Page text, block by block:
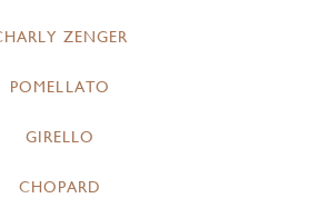
ZENGER
POMELLATO
GIRELLO
CHOPARD